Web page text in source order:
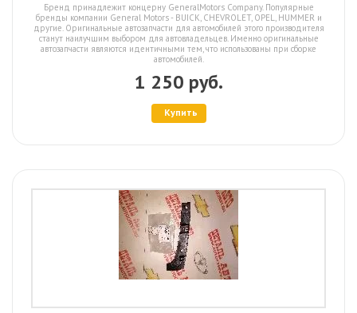
Бренд принадлежит концерну GeneralMotors Company. Популярные
бренды компании General Motors - BUICK, CHEVROLET, OPEL, HUMMER и
другие. Оригинальные автозапчасти для автомобилей этого производителя
станут наилучшим выбором для автовладельцев. Именно оригинальные
автозапчасти являются идентичными тем, что использованы при сборке
автомобилей.
1 250 руб.
Купить